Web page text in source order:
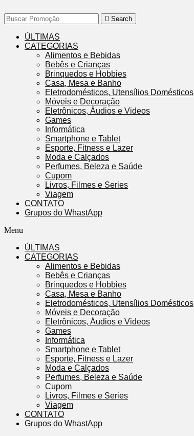
Search
ÚLTIMAS
CATEGORIAS
Alimentos e Bebidas
Bebês e Crianças
Brinquedos e Hobbies
Casa, Mesa e Banho
Eletrodomésticos, Utensílios Domésticos
Móveis e Decoração
Eletrônicos, Áudios e Videos
Games
Informática
Smartphone e Tablet
Esporte, Fitness e Lazer
Moda e Calçados
Perfumes, Beleza e Saúde
Cupom
Livros, Filmes e Series
Viagem
CONTATO
Grupos do WhastApp
Menu
ÚLTIMAS
CATEGORIAS
Alimentos e Bebidas
Bebês e Crianças
Brinquedos e Hobbies
Casa, Mesa e Banho
Eletrodomésticos, Utensílios Domésticos
Móveis e Decoração
Eletrônicos, Áudios e Videos
Games
Informática
Smartphone e Tablet
Esporte, Fitness e Lazer
Moda e Calçados
Perfumes, Beleza e Saúde
Cupom
Livros, Filmes e Series
Viagem
CONTATO
Grupos do WhastApp